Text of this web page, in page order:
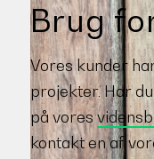
Brug
Vores kunder
projekter. Har
på vores
kontakt en af